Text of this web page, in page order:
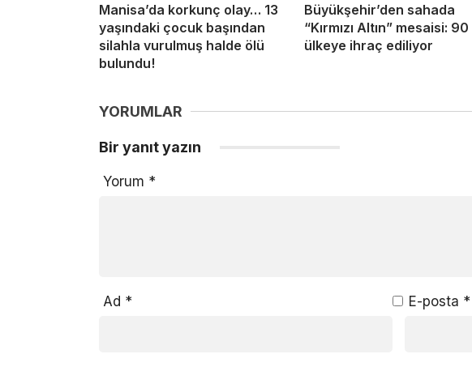
Manisa’da korkunç olay… 13
yaşındaki çocuk başından
silahla vurulmuş halde ölü
bulundu!
Büyükşehir’den sahada
“Kırmızı Altın” mesaisi: 90
ülkeye ihraç ediliyor
YORUMLAR
Bir yanıt yazın
Yorum *
Ad * E-posta *